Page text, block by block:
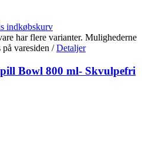
indkøbskurv
har flere varianter. Mulighederne
varesiden / Detaljer
Bowl 800 ml- Skvulpefri